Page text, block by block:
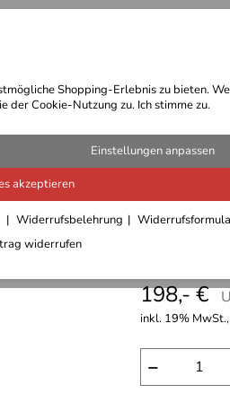
Shopping-Erlebnis zu bieten.
der Cookie-Nutzung zu. Ich stimme zu.
Einstellungen anpassen
akzeptieren
Widerrufsbelehrung
widerrufen
Outdoor Ausrüstung
Alurack
198,- €
inkl. 19%
−